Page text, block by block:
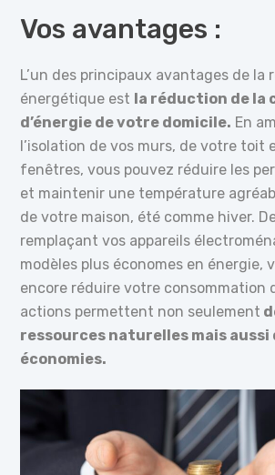
Vos avantages :
L’un des principaux avantages de la
énergétique est la réduction de la
d’énergie de votre domicile. En
l’isolation de vos murs, de votre toit
fenêtres, vous pouvez réduire les
et maintenir une température
de votre maison, été comme hiver.
remplaçant vos appareils
modèles plus économes en énergie,
encore réduire votre consommation
actions permettent non seulement
ressources naturelles mais aussi
économies.